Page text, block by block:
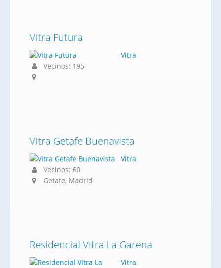
Vitra Futura
Vitra
Vecinos: 195
Vitra Getafe Buenavista
Vitra
Vecinos: 60
Getafe, Madrid
Residencial Vitra La Garena
Vitra